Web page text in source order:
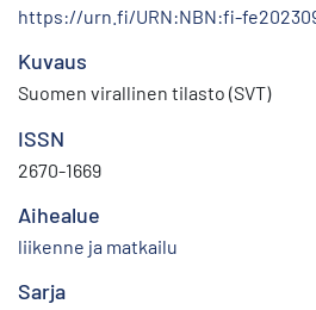
https://urn.fi/URN:NBN:fi-
Kuvaus
Suomen virallinen tilasto (SVT)
ISSN
2670-1669
Aihealue
liikenne ja matkailu
Sarja